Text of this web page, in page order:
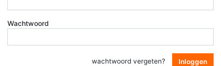
Wachtwoord
wachtwoord vergeten? Inloggen